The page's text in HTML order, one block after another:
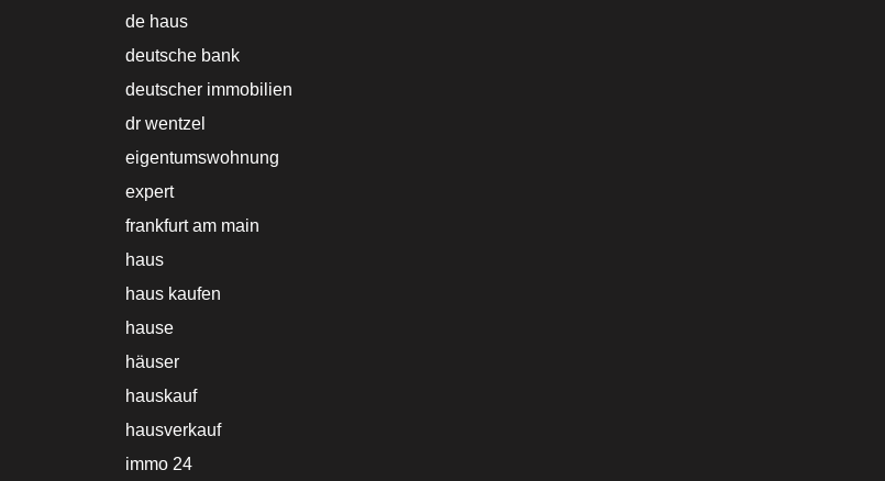
de haus
deutsche bank
deutscher immobilien
dr wentzel
eigentumswohnung
expert
frankfurt am main
haus
haus kaufen
hause
häuser
hauskauf
hausverkauf
immo 24